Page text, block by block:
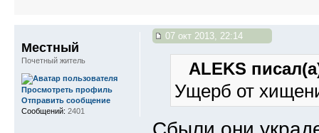
07 окт 2013, 22:14
ALEKS
Ущерб от
Местный
Почетный житель
Просмотреть профиль
Отправить сообщение
Сообщений: 2401